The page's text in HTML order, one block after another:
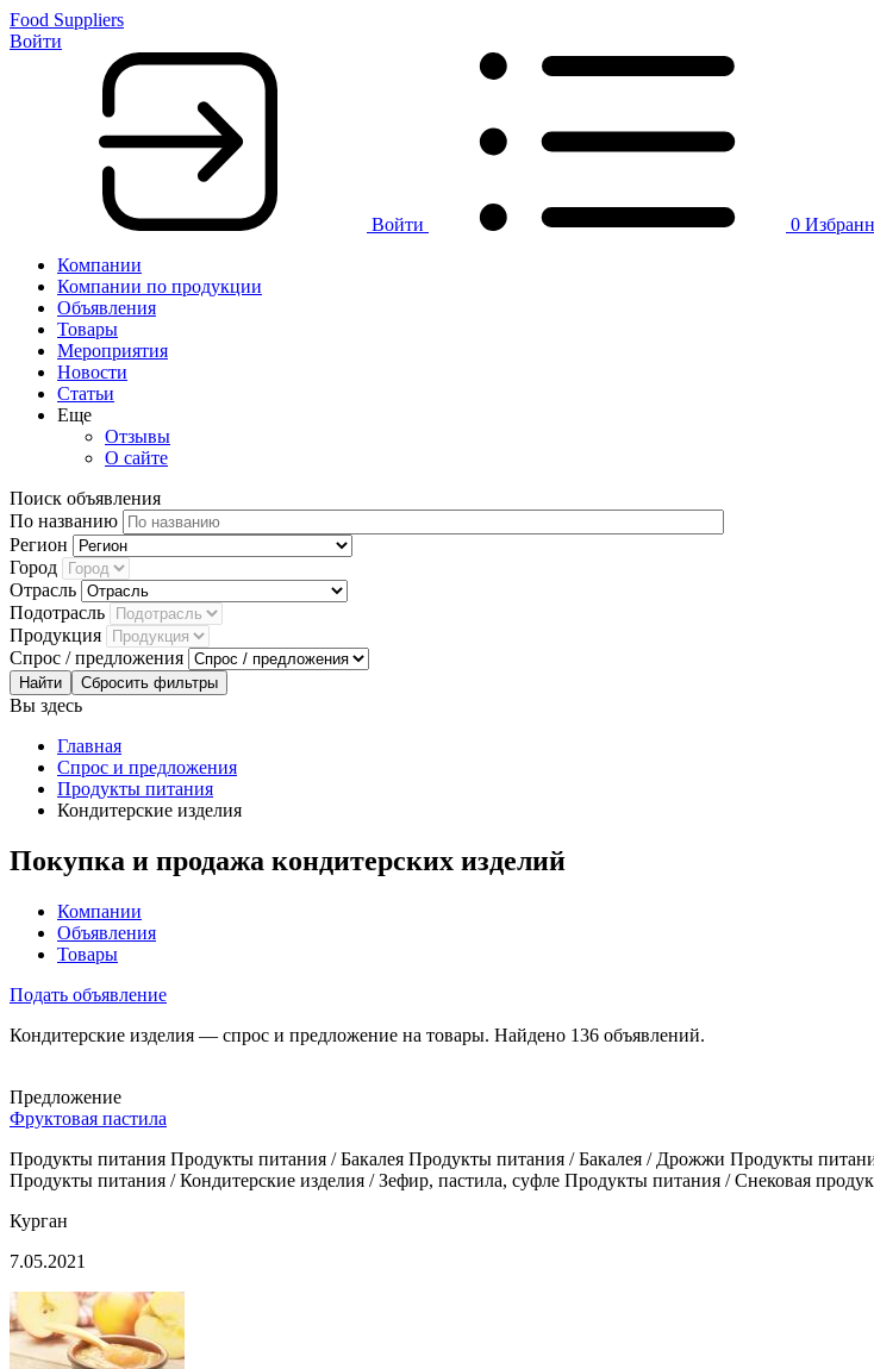
Food Suppliers
Войти
Войти 0
Компании
Компании по продукции
Объявления
Товары
Мероприятия
Новости
Статьи
Еще
Отзывы
О сайте
Поиск объявления
По названию
Регион
Город
Отрасль
Подотрасль
Продукция
Спрос / предложения
Сбросить фильтры
Вы здесь
Главная
Спрос и предложения
Продукты питания
Кондитерские изделия
Покупка и продажа кондитерских изделий
Компании
Объявления
Товары
Подать объявление
Кондитерские изделия — спрос и предложение на товары. Найдено 136 объявлений.
Предложение
Фруктовая пастила
Продукты питания Продукты питания / Бакалея Продукты питания / Бакалея / Дрожжи Продукты
Продукты питания / Кондитерские изделия / Зефир, пастила, суфле Продукты питания / Снековая
Курган
7.05.2021